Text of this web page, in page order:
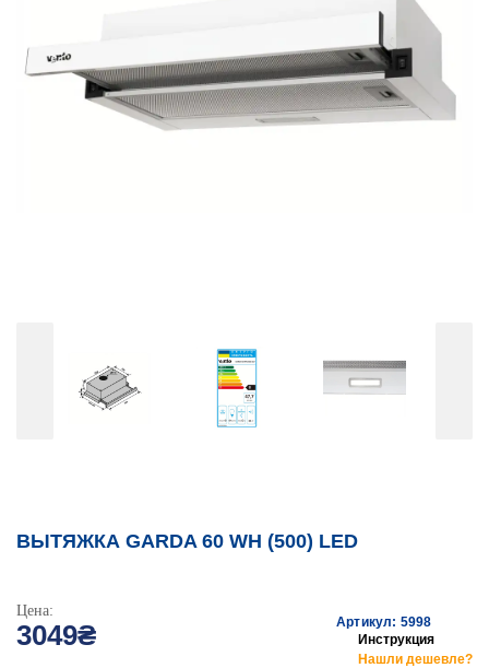
ВЫТЯЖКА GARDA 60 WH (500) LED
Цена:
3049₴
Артикул: 5998
Инструкция
Нашли дешевле?